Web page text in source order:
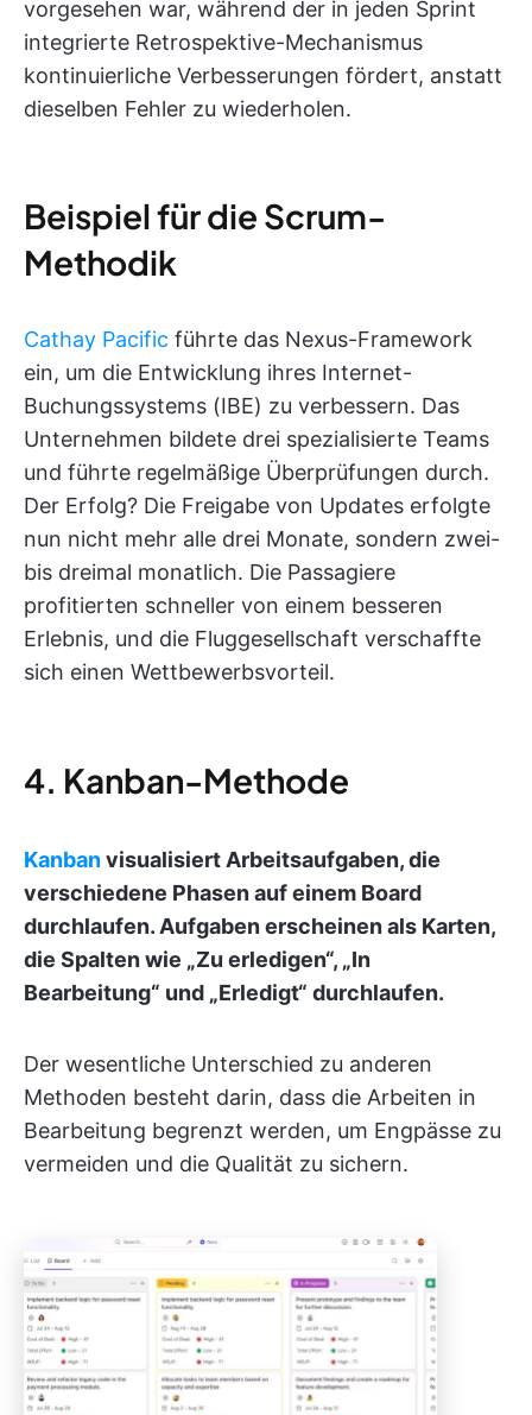
vorgesehen war, während der in jeden Sprint
integrierte Retrospektive-Mechanismus
kontinuierliche Verbesserungen fördert, anstatt
dieselben Fehler zu wiederholen.
Beispiel für die Scrum-
Methodik
Cathay Pacific führte das Nexus-Framework
ein, um die Entwicklung ihres Internet-
Buchungssystems (IBE) zu verbessern. Das
Unternehmen bildete drei spezialisierte Teams
und führte regelmäßige Überprüfungen durch.
Der Erfolg? Die Freigabe von Updates erfolgte
nun nicht mehr alle drei Monate, sondern zwei-
bis dreimal monatlich. Die Passagiere
profitierten schneller von einem besseren
Erlebnis, und die Fluggesellschaft verschaffte
sich einen Wettbewerbsvorteil.
4. Kanban-Methode
Kanbanvisualisiert Arbeitsaufgaben, die
verschiedene Phasen auf einem Board
durchlaufen. Aufgaben erscheinen als Karten,
die Spalten wie „Zu erledigen“, „In
Bearbeitung“ und „Erledigt“ durchlaufen.
Der wesentliche Unterschied zu anderen
Methoden besteht darin, dass die Arbeiten in
Bearbeitung begrenzt werden, um Engpässe zu
vermeiden und die Qualität zu sichern.